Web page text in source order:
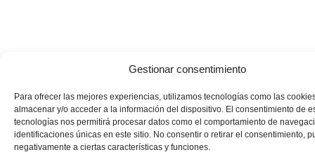
Gestionar consentimiento
Para ofrecer las mejores experiencias, utilizamos tecnologías como las
almacenar y/o acceder a la información del dispositivo. El consentimiento de
tecnologías nos permitirá procesar datos como el comportamiento de
identificaciones únicas en este sitio. No consentir o retirar el consentimiento,
negativamente a ciertas características y funciones.